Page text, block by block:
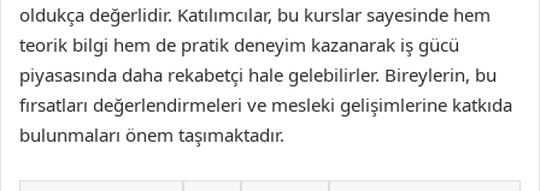
oldukça değerlidir. Katılımcılar, bu kurslar sayesinde hem
teorik bilgi hem de pratik deneyim kazanarak iş gücü
piyasasında daha rekabetçi hale gelebilirler. Bireylerin, bu
fırsatları değerlendirmeleri ve mesleki gelişimlerine katkıda
bulunmaları önem taşımaktadır.